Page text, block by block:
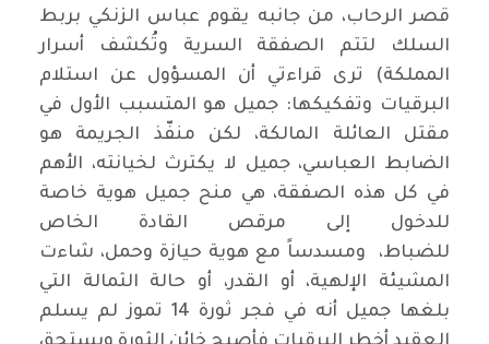
قصر الرحاب، من جانبه يقوم عباس الزنكي بربط
السلك لتتم الصفقة السرية وتُكشف أسرار
المملكة) ترى قراءتي أن المسؤول عن استلام
البرقيات وتفكيكها: جميل هو المتسبب الأول في
مقتل العائلة المالكة، لكن منفّذ الجريمة هو
الضابط العباسي، جميل لا يكترث لخيانته، الأهم
في كل هذه الصفقة، هي منح جميل هوية خاصة
للدخول إلى مرقص القادة الخاص
للضباط، ومسدساً مع هوية حيازة وحمل، شاءت
المشيئة الإلهية، أو القدر، أو حالة الثمالة التي
بلغها جميل أنه في فجر ثورة 14 تموز لم يسلم